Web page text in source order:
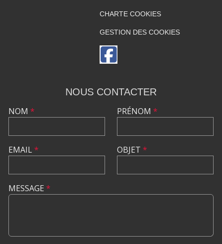
CHARTE COOKIES
GESTION DES COOKIES
NOUS CONTACTER
NOM *
EMAIL*
PRÉNOM *
OBJET *
MESSAGE *